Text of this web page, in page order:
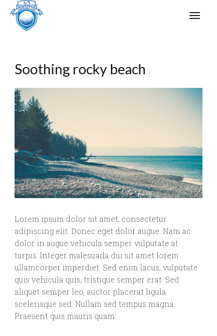
Soothing rocky beach
Lorem ipsum dolor sit amet, consectetur
adipiscing elit. Donec eget dolor augue. Nam ac
dolor in augue vehicula semper vulputate at
turpis. Integer malesuada dui sit amet lorem
ullamcorper imperdiet. Sed enim lacus, vulputate
quis vehicula quis, tristique semper erat. Sed
aliquet semper leo, auctor placerat ligula
scelerisque sed. Nullam sed tempus magna.
Praesent quis mauris quam.